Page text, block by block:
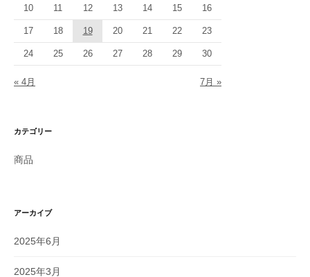
« 4月 7月 »
10 11 12 13 14 15 16
17 18 19 20 21 22 23
24 25 26 27 28 29 30
カテゴリー
商品
アーカイブ
2025年6月
2025年3月